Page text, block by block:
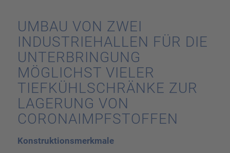
UMBAU VON ZWEI
INDUSTRIEHALLEN FÜR DIE
UNTERBRINGUNG
MÖGLICHST VIELER
TIEFKÜHLSCHRÄNKE ZUR
LAGERUNG VON
CORONAIMPFSTOFFEN
Konstruktionsmerkmale